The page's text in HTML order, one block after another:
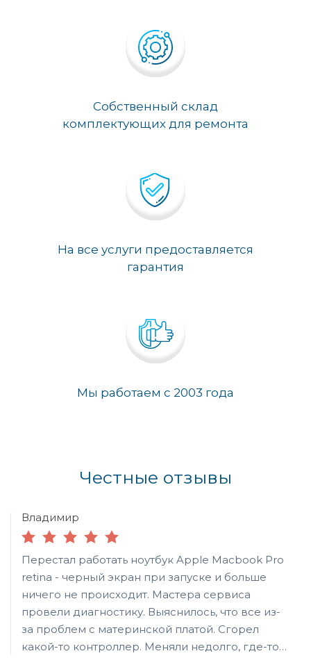
Собственный склад
комплектующих для ремонта
На все услуги предоставляется
гарантия
Мы работаем с 2003 года
Честные отзывы
Владимир
Перестал работать ноутбук Apple Macbook Pro
retina - черный экран при запуске и больше
ничего не происходит. Мастера сервиса
провели диагностику. Выяснилось, что все из-
за проблем с материнской платой. Сгорел
какой-то контроллер. Меняли недолго, где-то